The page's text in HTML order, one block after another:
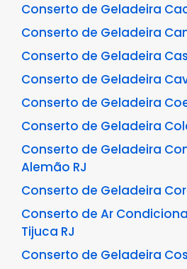
Conserto de Geladeira
Conserto de Geladeira
Conserto de Geladeira
Conserto de Geladeira
Conserto de Geladeira
Conserto de Geladeira
Conserto de Geladeira
Alemão RJ
Conserto de Geladeira
Conserto de Ar
Tijuca RJ
Conserto de Geladeira